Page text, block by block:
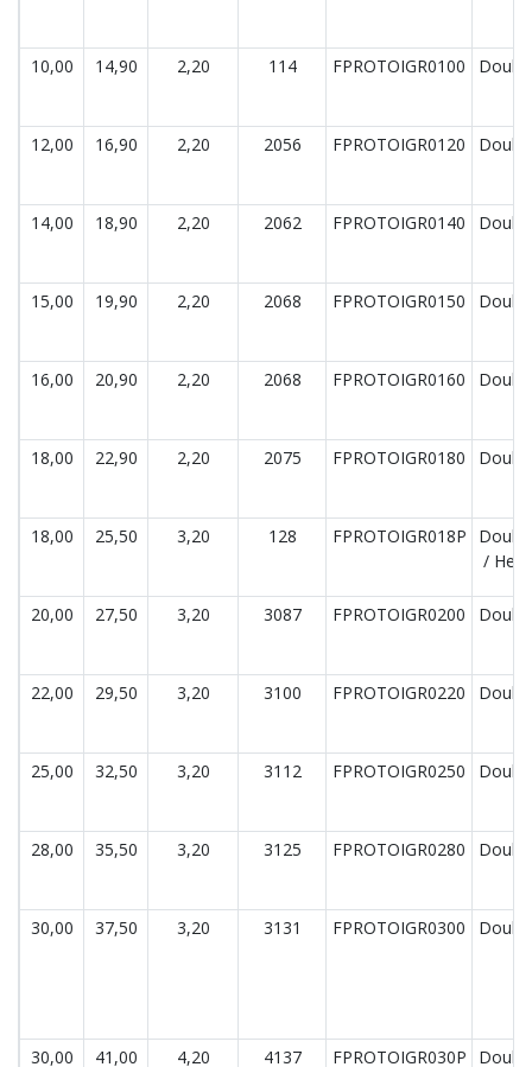
10,00 14,90 2,20 114 FPROTOIGR0100
12,00 16,90 2,20 2056 FPROTOIGR0120
14,00 18,90 2,20 2062 FPROTOIGR0140
15,00 19,90 2,20 2068 FPROTOIGR0150
16,00 20,90 2,20 2068 FPROTOIGR0160
18,00 22,90 2,20 2075 FPROTOIGR0180
18,00 25,50 3,20 128 FPROTOIGR018P
/
20,00 27,50 3,20 3087 FPROTOIGR0200
22,00 29,50 3,20 3100 FPROTOIGR0220
25,00 32,50 3,20 3112 FPROTOIGR0250
28,00 35,50 3,20 3125 FPROTOIGR0280
30,00 37,50 3,20 3131 FPROTOIGR0300
30,00 41,00 4,20 4137 FPROTOIGR030P